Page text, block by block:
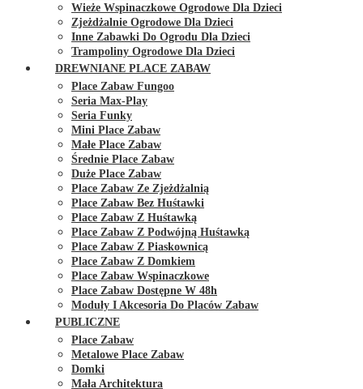
Wieże Wspinaczkowe Ogrodowe Dla Dzieci
Zjeżdżalnie Ogrodowe Dla Dzieci
Inne Zabawki Do Ogrodu Dla Dzieci
Trampoliny Ogrodowe Dla Dzieci
DREWNIANE PLACE ZABAW
Place Zabaw Fungoo
Seria Max-Play
Seria Funky
Mini Place Zabaw
Małe Place Zabaw
Średnie Place Zabaw
Duże Place Zabaw
Place Zabaw Ze Zjeżdżalnią
Place Zabaw Bez Huśtawki
Place Zabaw Z Huśtawką
Place Zabaw Z Podwójną Huśtawką
Place Zabaw Z Piaskownicą
Place Zabaw Z Domkiem
Place Zabaw Wspinaczkowe
Place Zabaw Dostępne W 48h
Moduły I Akcesoria Do Placów Zabaw
PUBLICZNE
Place Zabaw
Metalowe Place Zabaw
Domki
Mała Architektura